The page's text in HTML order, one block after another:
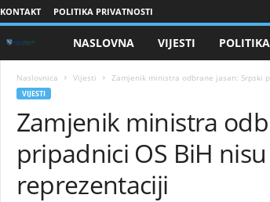
KONTAKT POLITIKA PRIVATNOSTI
i
NASLOVNA VIJESTI POLITIKA
Naslovnica Vijesti Zamjenik ministra odbrane jasan: Srpski
VIJESTI
Zamjenik ministra
pripadnici OS BiH
reprezentaciji